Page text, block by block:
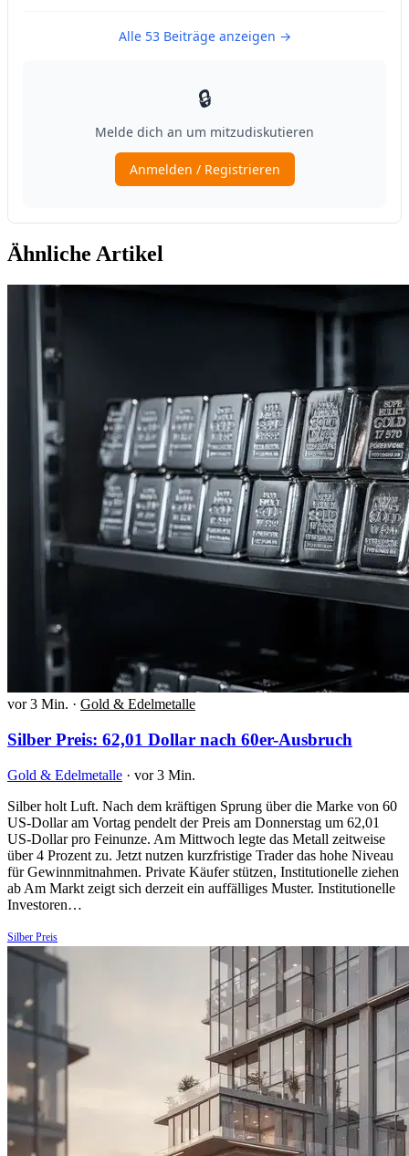
Ähnliche Artikel
vor 3 Min. · Gold & Edelmetalle
Silber Preis: 62,01 Dollar nach 60er-Ausbruch
Gold & Edelmetalle · vor 3 Min.
Silber holt Luft. Nach dem kräftigen Sprung über die Marke von 60
US-Dollar am Vortag pendelt der Preis am Donnerstag um 62,01
US-Dollar pro Feinunze. Am Mittwoch legte das Metall zeitweise
über 4 Prozent zu. Jetzt nutzen kurzfristige Trader das hohe Niveau
für Gewinnmitnahmen. Private Käufer stützen, Institutionelle ziehen
ab Am Markt zeigt sich derzeit ein auffälliges Muster. Institutionelle
Investoren…
Silber Preis